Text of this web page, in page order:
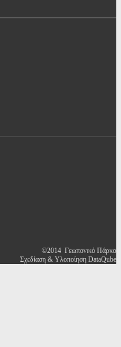
©2014 Γεωπονικό Πάρκο
Σχεδίαση & Υλοποίηση DataQube